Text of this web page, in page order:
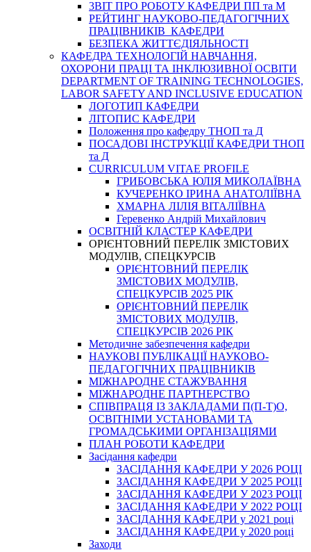
3BIT ПРО РОБОТУ КАФЕДРИ ПП та М
РЕЙТИНГ НАУКОВО-ПЕДАГОГІЧНИХ
ПРАЦІВНИКІВ КАФЕДРИ
БЕЗПЕКА ЖИТТЄДІЯЛЬНОСТІ
КАФЕДРА ТЕХНОЛОГІЙ НАВЧАННЯ,
ОХОРОНИ ПРАЦІ ТА ІНКЛЮЗИВНОЇ ОСВІТИ
DEPARTMENT OF TRAINING TECHNOLOGIES,
LABOR SAFETY AND INCLUSIVE EDUCATION
ЛОГОТИП КАФЕДРИ
ЛІТОПИС КАФЕДРИ
Положення про кафедру ТНОП та Д
ПОСАДОВІ ІНСТРУКЦІЇ КАФЕДРИ ТНОП
та Д
CURRICULUM VITAE PROFILE
ГРИБОВСЬКА ЮЛІЯ МИКОЛАЇВНА
КУЧЕРЕНКО ІРИНА АНАТОЛІЇВНА
ХМАРНА ЛІЛІЯ ВІТАЛІЇВНА
Геревенко Андрій Михайлович
ОСВІТНІЙ КЛАСТЕР КАФЕДРИ
ОРІЄНТОВНИЙ ПЕРЕЛІК ЗМІСТОВИХ
МОДУЛІВ, СПЕЦКУРСІВ
ОРІЄНТОВНИЙ ПЕРЕЛІК
ЗМІСТОВИХ МОДУЛІВ,
СПЕЦКУРСІВ 2025 РІК
ОРІЄНТОВНИЙ ПЕРЕЛІК
ЗМІСТОВИХ МОДУЛІВ,
СПЕЦКУРСІВ 2026 РІК
Методичне забезпечення кафедри
НАУКОВІ ПУБЛІКАЦІЇ НАУКОВО-
ПЕДАГОГІЧНИХ ПРАЦІВНИКІВ
МІЖНАРОДНЕ СТАЖУВАННЯ
МІЖНАРОДНЕ ПАРТНЕРСТВО
СПІВПРАЦЯ ІЗ ЗАКЛАДАМИ П(П-Т)О,
ОСВІТНІМИ УСТАНОВАМИ ТА
ГРОМАДСЬКИМИ ОРГАНІЗАЦІЯМИ
ПЛАН РОБОТИ КАФЕДРИ
Засідання кафедри
ЗАСІДАННЯ КАФЕДРИ У 2026 РОЦІ
ЗАСІДАННЯ КАФЕДРИ У 2025 РОЦІ
ЗАСІДАННЯ КАФЕДРИ У 2023 РОЦІ
ЗАСІДАННЯ КАФЕДРИ У 2022 РОЦІ
ЗАСІДАННЯ КАФЕДРИ у 2021 році
ЗАСІДАННЯ КАФЕДРИ у 2020 році
Заходи